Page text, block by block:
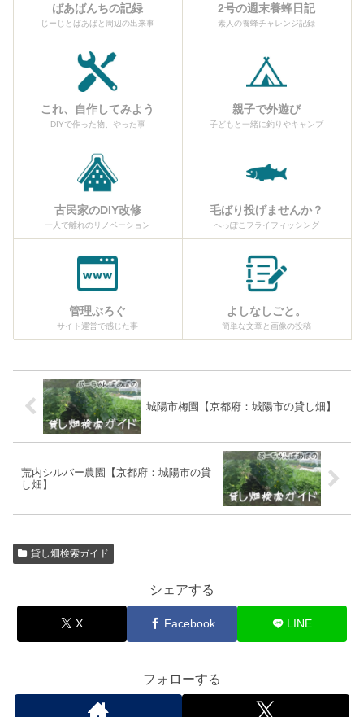
ばあばんちの記録
じーじとばあばと周辺の出来事
2号の週末養蜂日記
素人の養蜂チャレンジ記録
これ、自作してみよう
DIYで作った物、やった事
親子で外遊び
子どもと一緒に釣りやキャンプ
古民家のDIY改修
一人で離れのリノベーション
毛ばり投げませんか？
へっぽこフライフィッシング
管理ぶろぐ
サイト運営で感じた事
よしなしごと。
簡単な文章と画像の投稿
城陽市梅園【京都府：城陽市の貸し畑】
荒内シルバー農園【京都府：城陽市の貸
し畑】
貸し畑検索ガイド
シェアする
X Facebook LINE
フォローする